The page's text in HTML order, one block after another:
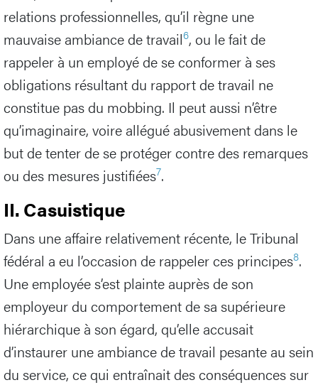
relations professionnelles, qu’il règne une
mauvaise ambiance de travail6, ou le fait de
rappeler à un employé de se conformer à ses
obligations résultant du rapport de travail ne
constitue pas du mobbing. Il peut aussi n’être
qu’imaginaire, voire allégué abusivement dans le
but de tenter de se protéger contre des remarques
ou des mesures justifiées7.
II. Casuistique
Dans une affaire relativement récente, le Tribunal
fédéral a eu l’occasion de rappeler ces principes8.
Une employée s’est plainte auprès de son
employeur du comportement de sa supérieure
hiérarchique à son égard, qu’elle accusait
d’instaurer une ambiance de travail pesante au sein
du service, ce qui entraînait des conséquences sur